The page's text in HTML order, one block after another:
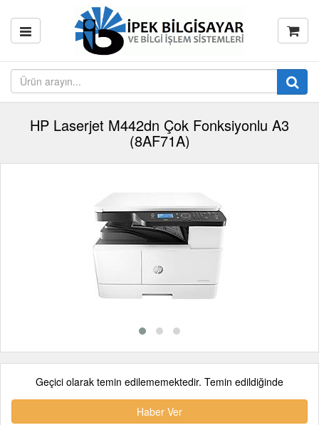
HP Laserjet M442dn Çok Fonksiyonlu A3
(8AF71A)
Geçici olarak temin edilememektedir. Temin edildiğinde
Haber Ver